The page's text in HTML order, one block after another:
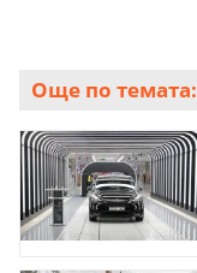
Още по темата: